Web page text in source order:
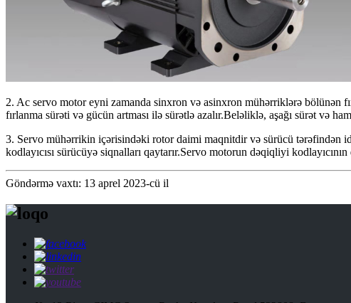
2. Ac servo motor eyni zamanda sinxron və asinxron mühərriklərə bölünən
fırlanma sürəti və gücün artması ilə sürətlə azalır.Beləliklə, aşağı sürət və
3. Servo mühərrikin içərisindəki rotor daimi maqnitdir və sürücü tərəfindən
kodlayıcısı sürücüyə siqnalları qaytarır.Servo motorun dəqiqliyi
Göndərmə vaxtı: 13 aprel 2023-cü il